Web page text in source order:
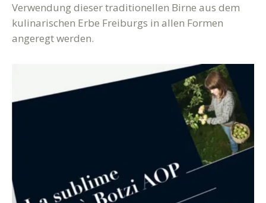
Verwendung dieser traditionellen Birne aus dem
kulinarischen Erbe Freiburgs in allen Formen
angeregt werden.